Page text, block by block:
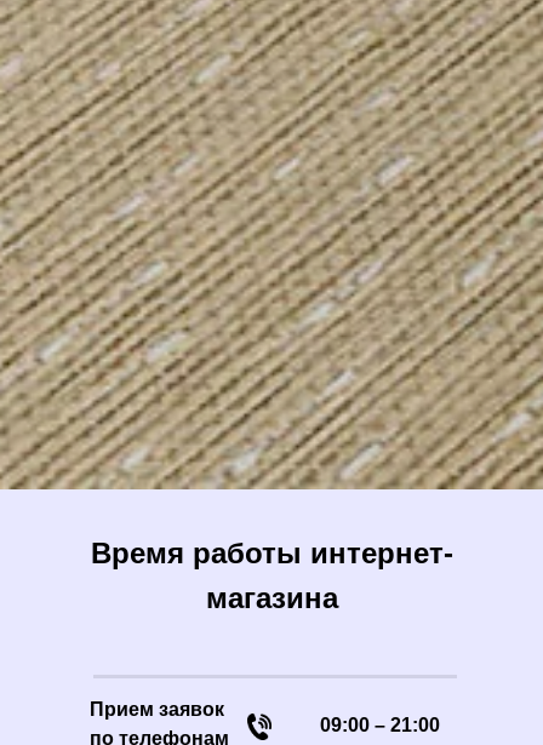
Время работы интернет-
магазина
Прием заявок
по телефонам
09:00 – 21:00